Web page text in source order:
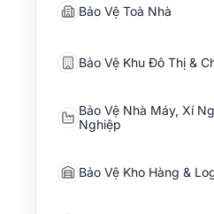
Bảo Vệ Toà Nhà
Bảo Vệ Khu Đô Thị &
Bảo Vệ Nhà Máy, Xí
Nghiệp
Bảo Vệ Kho Hàng &